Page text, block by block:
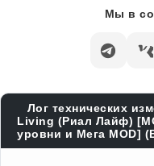
Мы в
Лог технических
Living (Риал Лайф)
уровни и Мега MOD]